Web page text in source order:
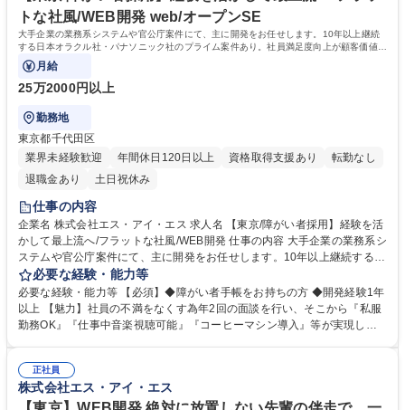
歴：大学院 大学 高専 短大 専修学校 高校 語学力： 資格：
トな社風/WEB開発 web/オープンSE
大手企業の業務系システムや官公庁案件にて、主に開発をお任せします。10年以上継続
する日本オラクル社・パナソニック社のプライム案件あり。社員満足度向上が顧客価値拡
大に重要との考えから、様々な改革を実施。
月給
25万2000円以上
勤務地
東京都千代田区
業界未経験歓迎
年間休日120日以上 資格取得支援あり
転勤なし
退職金あり
土日祝休み
仕事の内容
企業名 株式会社エス・アイ・エス 求人名 【東京/障がい者採用】経験を活
かして最上流へ/フラットな社風/WEB開発 仕事の内容 大手企業の業務系シ
ステムや官公庁案件にて、主に開発をお任せします。10年以上継続する日
本オラクル社・パナソニック社のプライム案件あり。社員満足度向上が顧
客価値拡大に重要との考えから、様々な改革を実施。 【案件】■パナソニ
ック ライフソリューションズクリエイツ株式会社等大手企業の業務系シス
テム、市役所や公共団体など公共性が高いシステム等の開発案件をご経験
造業・公共・流通業向けの販売管理・会計・生産管理などの業務システム
案件が中心です。 募集職種 【東京/障がい者採用】経験を活かして最上流
へ/フラットな社風/WEB開発
必要な経験・能力等
必要な経験・能力等 【必須】◆障がい者手帳をお持ちの方 ◆開発経験1年
以上 【魅力】社員の不満をなくす為年2回の面談を行い、そこから『私服
勤務OK』『仕事中音楽視聴可能』『コーヒーマシン導入』等が実現しま
また社員同士の勉強会などもあり、スキルを研鑽することも可能です。
【当社について】自社製品（スキル管理システム）のニーズが高まり、ま
たSES事業も好調なことからコロナ禍にも関わらず売り上げを伸ばし続け
正社員
株式会社エス・アイ・エス